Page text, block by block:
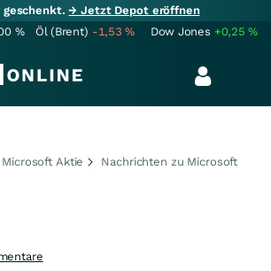
geschenkt.→ Jetzt Depot eröffnen
% Öl (Brent) -1,53% Dow Jones +0,25%
Microsoft Aktie Nachrichten zu Microsoft